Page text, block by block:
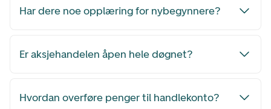
Har dere noe opplæring for nybegynnere?
Er aksjehandelen åpen hele døgnet?
Hvordan overføre penger til handlekonto?